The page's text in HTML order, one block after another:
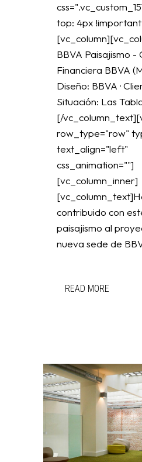
top: 4px
BBVA Paisajismo -
Financiera BBVA
Diseño: BBVA ·
Situación: Las
[/
row_type="row"
text_align="left"
css_animation=""]
[vc_column_inner]
contribuido con
paisajismo al
nueva sede de
READ MORE